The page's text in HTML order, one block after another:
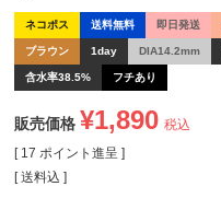
ネコポス 送料無料 即日発送
ブラウン 1day DIA14.2mm
含水率38.5% フチあり
販売価格 ¥1,890 税込
[ 17 ポイント進呈 ]
送料込